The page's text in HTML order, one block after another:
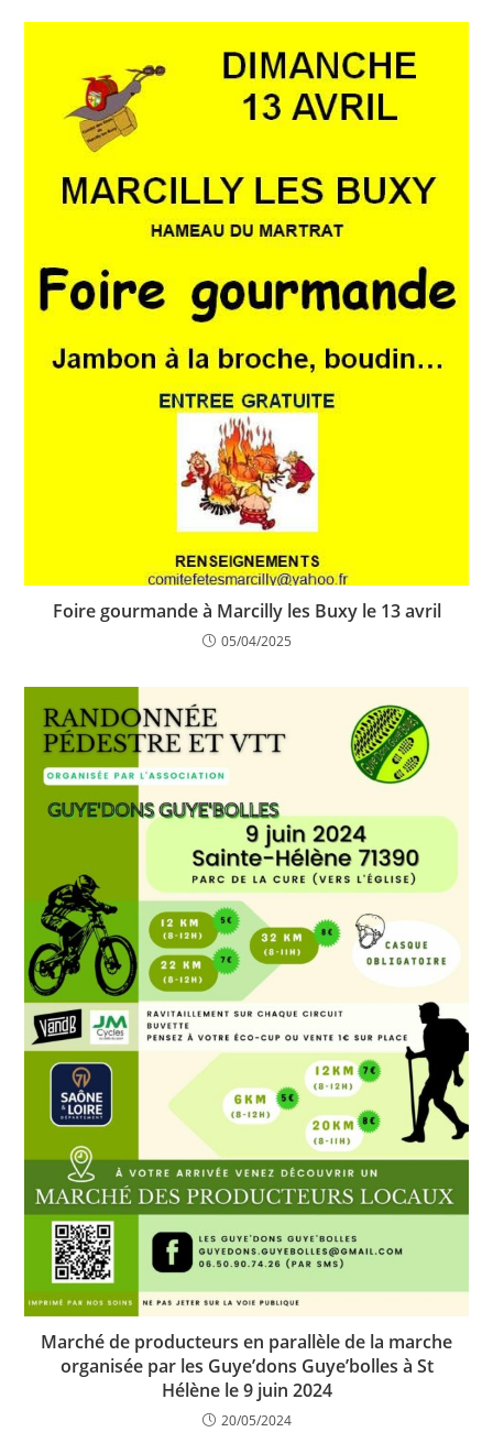
Foire gourmande à Marcilly les Buxy le 13 avril
05/04/2025
Marché de producteurs en parallèle de la marche
organisée par les Guye’dons Guye’bolles à St
Hélène le 9 juin 2024
20/05/2024